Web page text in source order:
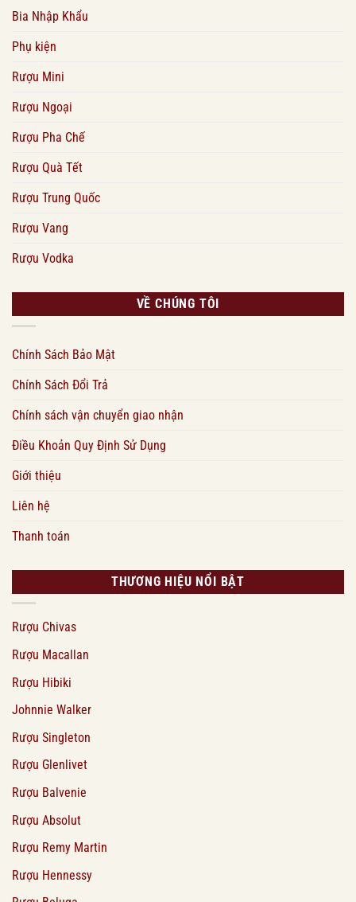
Bia Nhập Khẩu
Phụ kiện
Rượu Mini
Rượu Ngoại
Rượu Pha Chế
Rượu Quà Tết
Rượu Trung Quốc
Rượu Vang
Rượu Vodka
VỀ CHÚNG TÔI
Chính Sách Bảo Mật
Chính Sách Đổi Trả
Chính sách vận chuyển giao nhận
Điều Khoản Quy Định Sử Dụng
Giới thiệu
Liên hệ
Thanh toán
THƯƠNG HIỆU NỔI BẬT
Rượu Chivas
Rượu Macallan
Rượu Hibiki
Johnnie Walker
Rượu Singleton
Rượu Glenlivet
Rượu Balvenie
Rượu Absolut
Rượu Remy Martin
Rượu Hennessy